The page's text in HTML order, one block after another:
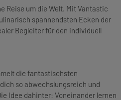
Reise um die Welt. Mit Vantastic
spannendsten Ecken der
Begleiter für den individuell
die fantastischsten
so abwechslungsreich und
Idee dahinter: Voneinander lernen